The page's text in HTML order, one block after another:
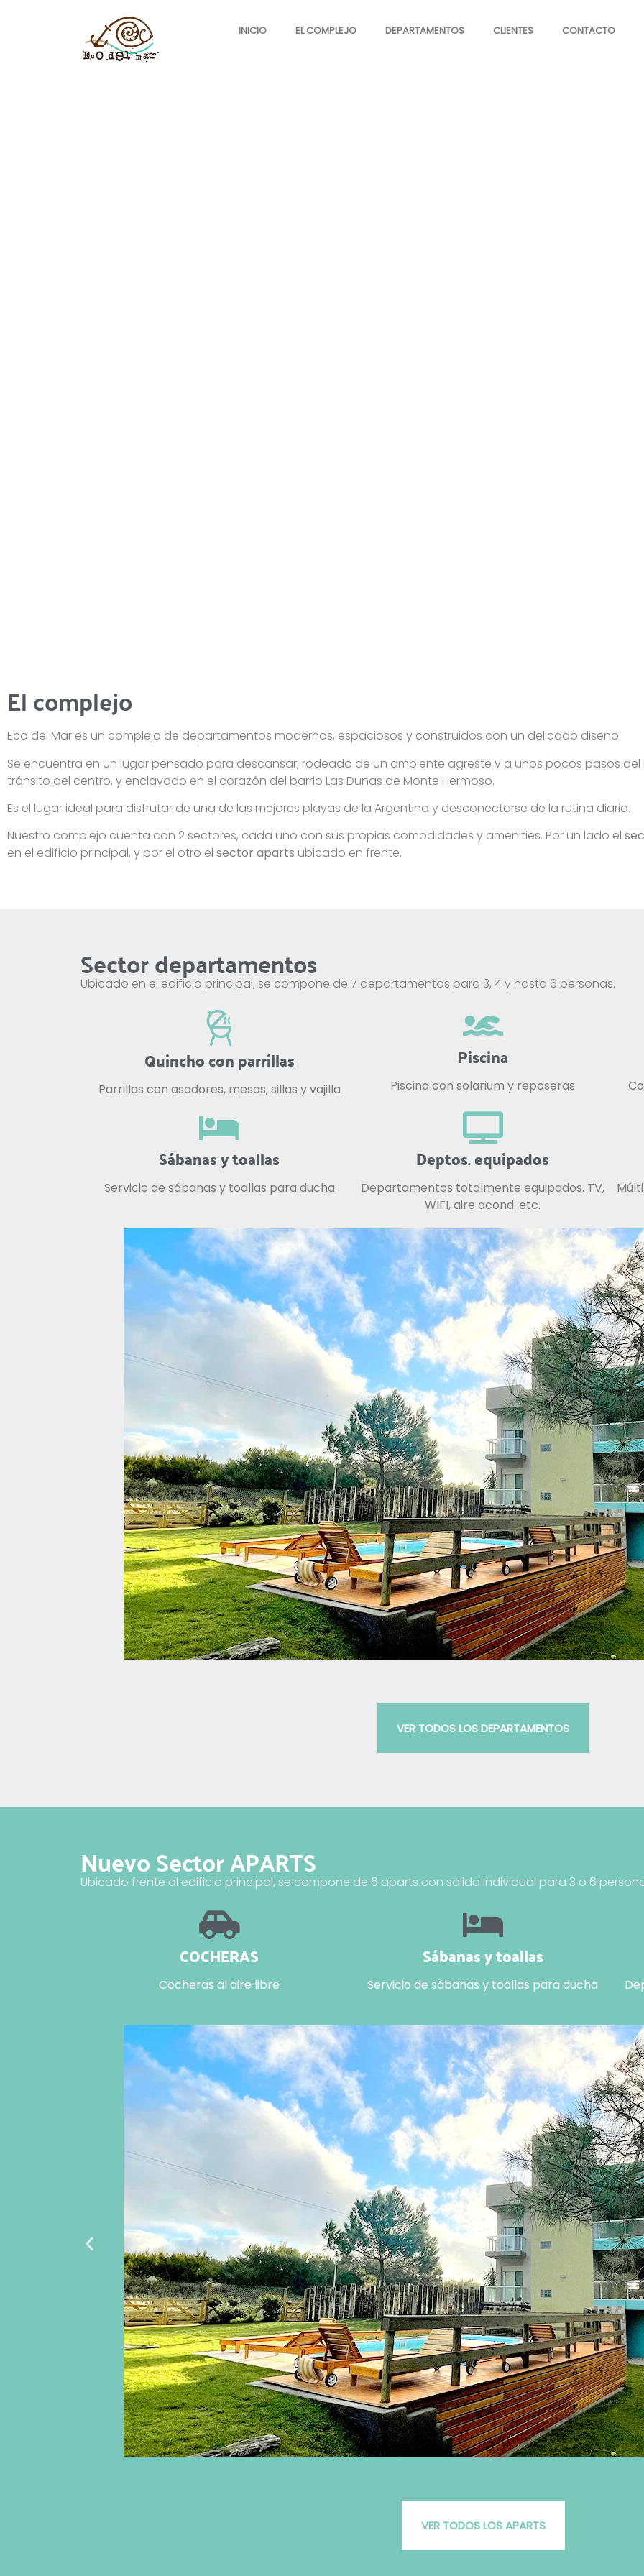
INICIO EL COMPLEJO DEPARTAMENTOS CLIENTES CONTACTO
El complejo
Eco del Mar es un complejo de departamentos modernos, espaciosos y construidos con un delicado diseño.
Se encuentra en un lugar pensado para descansar, rodeado de un ambiente agreste y a unos pocos pasos del
tránsito del centro, y enclavado en el corazón del barrio Las Dunas de Monte Hermoso.
Es el lugar ideal para disfrutar de una de las mejores playas de la Argentina y desconectarse de la rutina diaria.
Nuestro complejo cuenta con 2 sectores, cada uno con sus propias comodidades y amenities. Por un lado el
en el edificio principal, y por el otro el sector aparts ubicado en frente.
Sector departamentos
Ubicado en el edificio principal, se compone de 7 departamentos para 3, 4 y hasta 6 personas.
Quincho con parrillas
Parrillas con asadores, mesas, sillas y vajilla
Piscina
Piscina con solarium y reposeras
Sábanas y toallas
Servicio de sábanas y toallas para ducha
Deptos. equipados
Departamentos totalmente equipados. TV,
WIFI, aire acond. etc.
VER TODOS LOS DEPARTAMENTOS
Nuevo Sector APARTS
Ubicado frente al edificio principal, se compone de 6 aparts con salida individual para 3 o 6
COCHERAS
Cocheras al aire libre
Sábanas y toallas
Servicio de sábanas y toallas para ducha
VER TODOS LOS APARTS